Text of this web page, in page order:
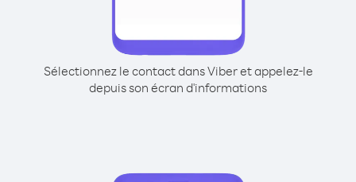
Sélectionnez le contact dans Viber et appelez-le
depuis son écran d'informations